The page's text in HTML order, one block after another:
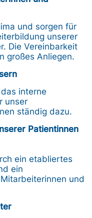
und sorgen für
unserer
Die Vereinbarkeit
großes Anliegen.
interne
unser
ständig dazu.
Patientinnen
ein etabliertes
ein
und